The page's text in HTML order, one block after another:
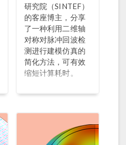
研究院（SINTEF）
的客座博主，分享
了一种利用二维轴
对称对脉冲回波检
测进行建模仿真的
简化方法，可有效
缩短计算耗时。